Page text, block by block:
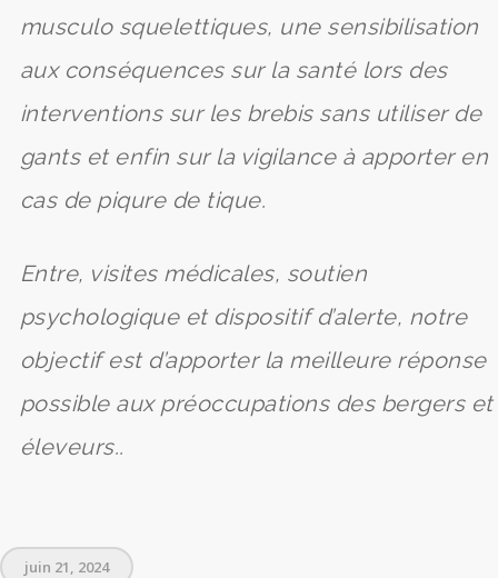
musculo squelettiques, une sensibilisation
aux conséquences sur la santé lors des
interventions sur les brebis sans utiliser de
gants et enfin sur la vigilance à apporter en
cas de piqure de tique.
Entre, visites médicales, soutien
psychologique et dispositif d’alerte, notre
objectif est d’apporter la meilleure réponse
possible aux préoccupations des bergers et
éleveurs..
juin 21, 2024